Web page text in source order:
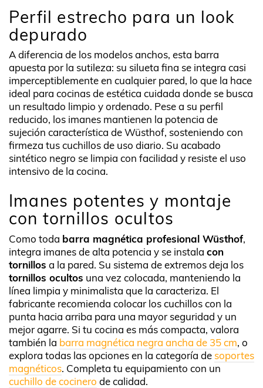
Perfil estrecho para un look
depurado
A diferencia de los modelos anchos, esta barra
apuesta por la sutileza: su silueta fina se integra casi
imperceptiblemente en cualquier pared, lo que la hace
ideal para cocinas de estética cuidada donde se busca
un resultado limpio y ordenado. Pese a su perfil
reducido, los imanes mantienen la potencia de
sujeción característica de Wüsthof, sosteniendo con
firmeza tus cuchillos de uso diario. Su acabado
sintético negro se limpia con facilidad y resiste el uso
intensivo de la cocina.
Imanes potentes y montaje
con tornillos ocultos
Como toda barra magnética profesional Wüsthof,
integra imanes de alta potencia y se instala con
tornillos a la pared. Su sistema de extremos deja los
tornillos ocultos una vez colocada, manteniendo la
línea limpia y minimalista que la caracteriza. El
fabricante recomienda colocar los cuchillos con la
punta hacia arriba para una mayor seguridad y un
mejor agarre. Si tu cocina es más compacta, valora
también la barra magnética negra ancha de 35 cm, o
explora todas las opciones en la categoría de soportes
magnéticos. Completa tu equipamiento con un
cuchillo de cocinero de calidad.